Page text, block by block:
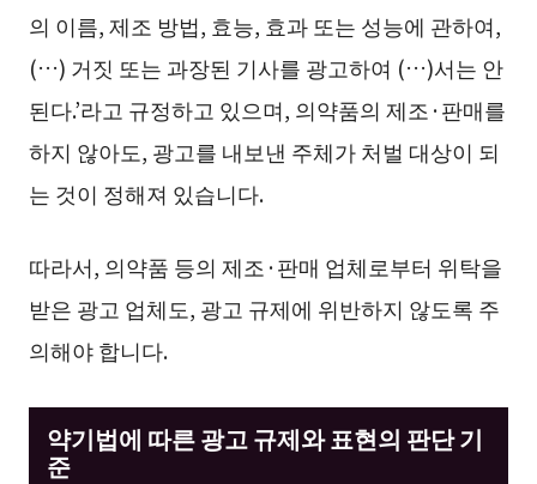
의 이름, 제조 방법, 효능, 효과 또는 성능에 관하여,
(…) 거짓 또는 과장된 기사를 광고하여 (…)서는 안
된다.’라고 규정하고 있으며, 의약품의 제조·판매를
하지 않아도, 광고를 내보낸 주체가 처벌 대상이 되
는 것이 정해져 있습니다.
따라서, 의약품 등의 제조·판매 업체로부터 위탁을
받은 광고 업체도, 광고 규제에 위반하지 않도록 주
의해야 합니다.
약기법에 따른 광고 규제와 표현의 판단 기
준